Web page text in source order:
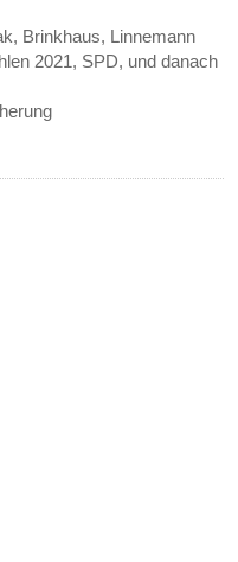
Brinkhaus, Linnemann
2021, SPD, und danach